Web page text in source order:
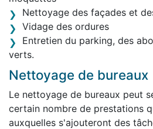
Nettoyage des façades et
Vidage des ordures
Entretien du parking, des
verts.
Nettoyage de bureaux
Le nettoyage de bureaux peut
certain nombre de prestations
auxquelles s'ajouteront des